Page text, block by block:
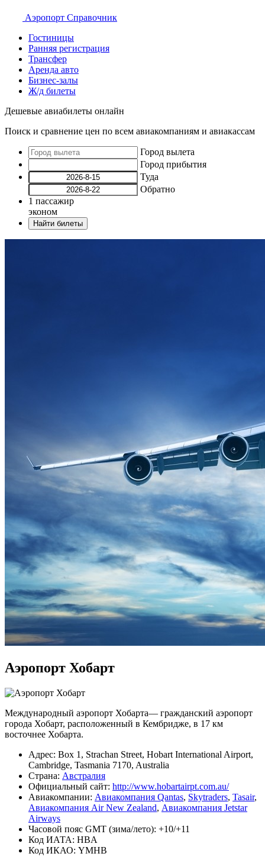
Аэропорт Справочник
Гостиницы
Ранняя регистрация
Трансфер
Аренда авто
Бизнес-залы
Ж/д билеты
Дешевые авиабилеты онлайн
Поиск и сравнение цен по всем авиакомпаниям и авиакассам
Город вылета
Город прибытия
Туда
Обратно
1 пассажир
эконом
Найти билеты
Аэропорт Хобарт
Международный аэропорт Хобарта— гражданский аэропорт
города Хобарт, расположенный в Кембридже, в 17 км
восточнее Хобарта.
Адрес: Box 1, Strachan Street, Hobart International Airport,
Cambridge, Tasmania 7170, Australia
Страна: Австралия
Официальный cайт: http://www.hobartairpt.com.au/
Авиакомпании: Авиакомпания Qantas, Skytraders, Tasair,
Авиакомпания Air New Zealand, Авиакомпания Jetstar
Airways
Часовой пояс GMT (зима/лето): +10/+11
Код ИАТА: HBA
Код ИКАО: YMHB